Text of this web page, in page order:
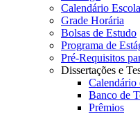
Calendário
Grade Horária
Bolsas de Estudo
Programa de
Pré-Requisitos
Dissertações e
Calendário
Banco de
Prêmios